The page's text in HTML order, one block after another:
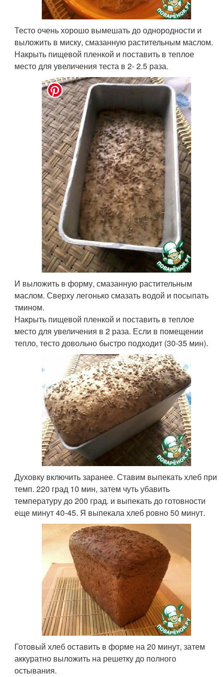
Тесто очень хорошо вымешать до однородности и
выложить в миску, смазанную растительным маслом.
Накрыть пищевой пленкой и поставить в теплое
место для увеличения теста в 2- 2.5 раза.
И выложить в форму, смазанную растительным
маслом. Сверху легонько смазать водой и посыпать
тмином.
Накрыть пищевой пленкой и поставить в теплое
место для увеличения в 2 раза. Если в помещении
тепло, тесто довольно быстро подходит (30-35 мин).
Духовку включить заранее. Ставим выпекать хлеб при
темп. 220 град 10 мин, затем чуть убавить
температуру до 200 град. и выпекать до готовности
еще минут 40-45. Я выпекала хлеб ровно 50 минут.
Готовый хлеб оставить в форме на 20 минут, затем
аккуратно выложить на решетку до полного
остывания.